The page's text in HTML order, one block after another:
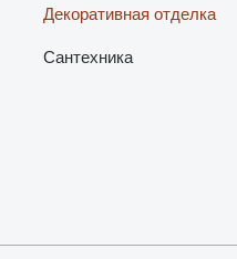
Декоративная отделка
Сантехника